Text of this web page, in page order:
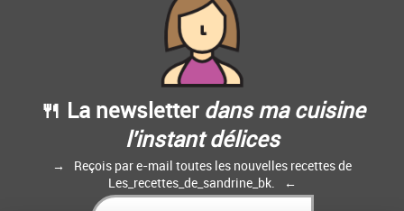
🍴 La newsletter dans ma cuisine
l'instant délices
Reçois par e-mail toutes les nouvelles recettes de
Les_recettes_de_sandrine_bk.